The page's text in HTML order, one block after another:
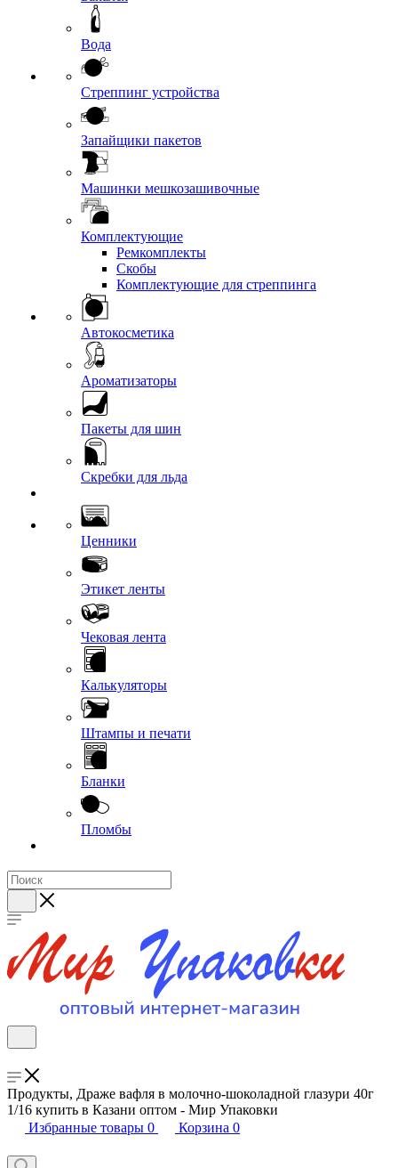
Вода
Стреппинг устройства
Запайщики пакетов
Машинки мешкозашивочные
Комплектующие
Ремкомплекты
Скобы
Комплектующие для стреппинга
Автокосметика
Ароматизаторы
Пакеты для шин
Скребки для льда
Ценники
Этикет ленты
Чековая лента
Калькуляторы
Штампы и печати
Бланки
Пломбы
Продукты, Драже вафля в молочно-шоколадной глазури 40г
1/16 купить в Казани оптом - Мир Упаковки
Избранные товары 0 Корзина 0